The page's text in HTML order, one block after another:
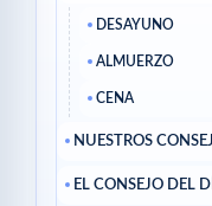
DESAYUNO
ALMUERZO
CENA
NUESTROS
EL CONSEJO DEL